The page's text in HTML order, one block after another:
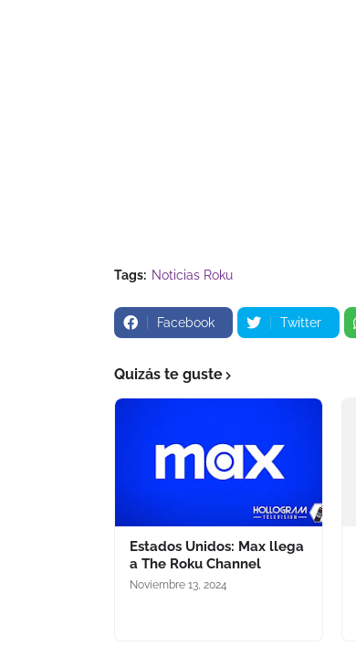
Tags: Noticias Roku
Facebook Twitter
Quizás te guste
Estados Unidos: Max llega
a The Roku Channel
Noviembre 13, 2024